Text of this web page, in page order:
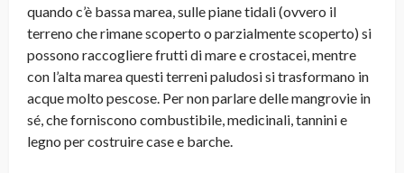
quando c’è bassa marea, sulle piane tidali (ovvero il
terreno che rimane scoperto o parzialmente scoperto) si
possono raccogliere frutti di mare e crostacei, mentre
con l’alta marea questi terreni paludosi si trasformano in
acque molto pescose. Per non parlare delle mangrovie in
sé, che forniscono combustibile, medicinali, tannini e
legno per costruire case e barche.